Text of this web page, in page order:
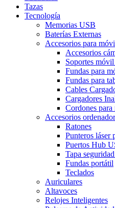
Tazas
Tecnología
Memorias USB
Baterías Externas
Accesorios para
Accesorios
Soportes
Fundas para
Fundas para
Cables
Cargadores
Cordones
Accesorios ordenador
Ratones
Punteros láser
Puertos Hub
Tapa
Fundas portátil
Teclados
Auriculares
Altavoces
Relojes Inteligentes